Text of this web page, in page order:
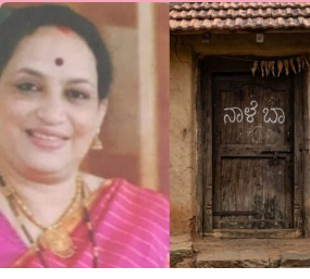
ಎ.ಹೇಮಗಂಗಾ
ಅವರ
ಹೊಸ
ಗಜಲ್